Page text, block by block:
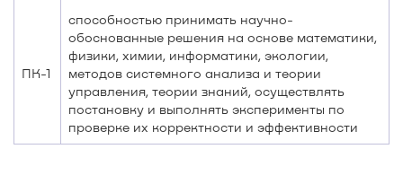
ПК-1
способностью принимать научно-
обоснованные решения на основе математики,
физики, химии, информатики, экологии,
методов системного анализа и теории
управления, теории знаний, осуществлять
постановку и выполнять эксперименты по
проверке их корректности и эффективности